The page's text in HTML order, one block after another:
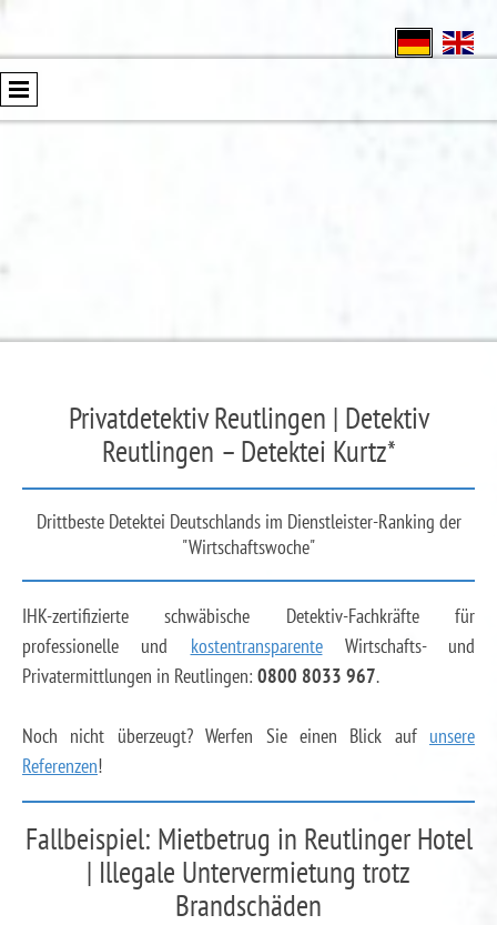
Privatdetektiv Reutlingen | Detektiv
Reutlingen – Detektei Kurtz*
Drittbeste Detektei Deutschlands im Dienstleister-Ranking der
"Wirtschaftswoche"
IHK-zertifizierte schwäbische Detektiv-Fachkräfte für
professionelle und kostentransparenteWirtschafts- und
Privatermittlungen in Reutlingen: 0800 8033 967.
Noch nicht überzeugt? Werfen Sie einen Blick auf unsere
Referenzen!
Fallbeispiel: Mietbetrug in Reutlinger Hotel
| Illegale Untervermietung trotz
Brandschäden